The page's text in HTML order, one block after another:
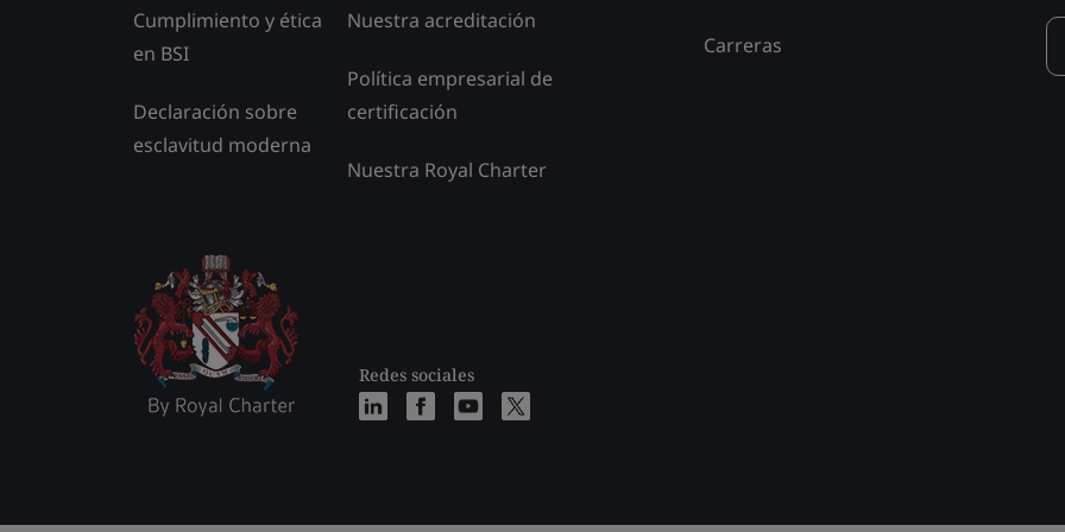
Cumplimiento y ética
en BSI
Declaración sobre
esclavitud moderna
Nuestra acreditación
Política empresarial de
certificación
Nuestra Royal Charter
Redes sociales
Carreras